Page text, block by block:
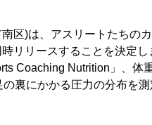
区)は、アスリートたちの
リリースすることを決定し
Coaching Nutrition」、体
裏にかかる圧力の分布を